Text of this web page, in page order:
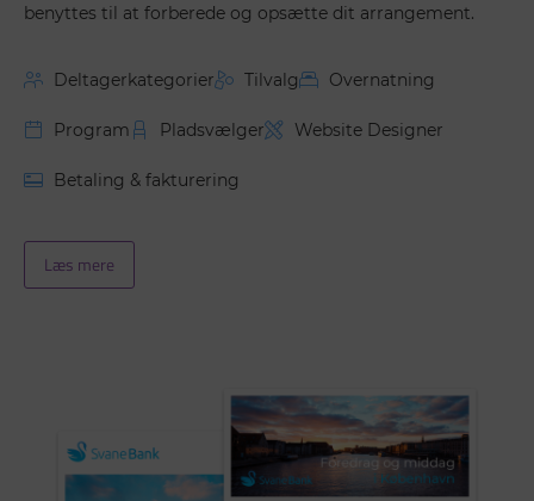
benyttes til at forberede og opsætte dit arrangement.
Deltagerkategorier Tilvalg Overnatning
Program Pladsvælger Website Designer
Betaling & fakturering
Læs mere